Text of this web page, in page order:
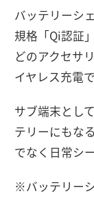
バッテリーシ
規格「Qi認証
どのアクセサ
イヤレス充電で
サブ端末とし
テリーにもな
でなく日常シ
※バッテリー